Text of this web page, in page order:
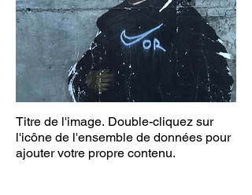
Titre de l'image. Double-cliquez sur
l'icône de l'ensemble de données pour
ajouter votre propre contenu.